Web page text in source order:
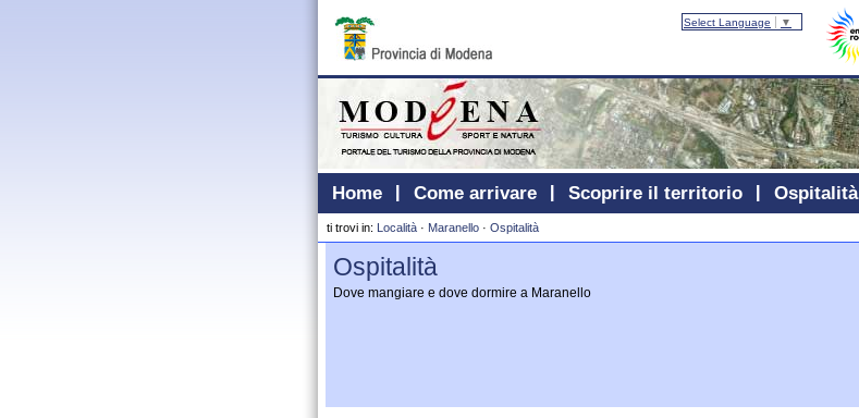
Select Language ▼
Home Come arrivare Scoprire il territorio Ospitalità
ti trovi in: Località · Maranello · Ospitalità
Ospitalità
Dove mangiare e dove dormire a Maranello